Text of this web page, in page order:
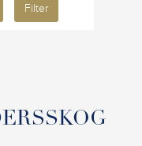
Filter